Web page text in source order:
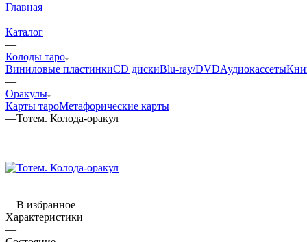
Главная
—
Каталог
—
Колоды таро
Виниловые пластинкиCD дискиBlu-ray/DVDАудиокассеты
—
Оракулы
Карты тароМетафорические карты
—Тотем. Колода-оракул
В избранное
Характеристики
—